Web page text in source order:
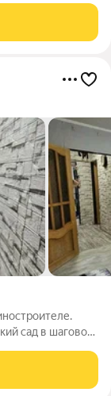
сад в шаговой
застеклена -